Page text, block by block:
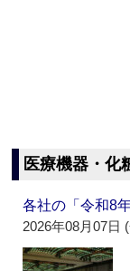
医療機器・化
各社の「令和8
2026年08月07日